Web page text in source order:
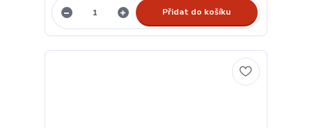
Přidat do košíku